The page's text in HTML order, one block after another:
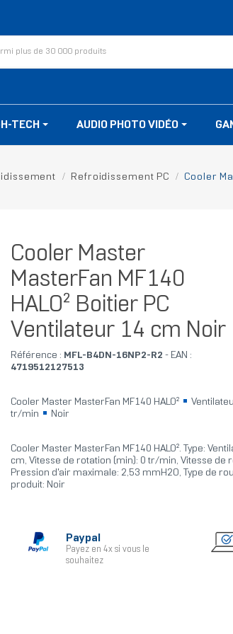
TECH AUDIO PHOTO VIDÉO
Refroidissement PC Cooler
Cooler Master
MasterFan MF140
HALO² Boitier PC
Ventilateur 14 cm Noir
Référence : MFL-B4DN-16NP2-R2 - EAN :
4719512127513
Cooler Master MasterFan MF140 HALO²
tr/min
Noir
Cooler Master MasterFan MF140 HALO². Type:
cm, Vitesse de rotation (min): 0 tr/min, Vitesse de
Pression d'air maximale: 2,53 mmH2O, Type de
produit: Noir
Paypal
Payez en 4x si vous le
souhaitez